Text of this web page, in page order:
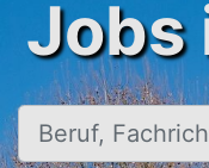
Jobs
Beruf, Fachrichtung,